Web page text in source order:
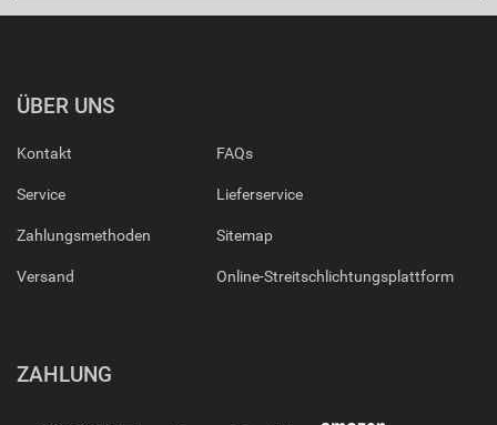
ÜBER UNS
Kontakt
Service
Zahlungsmethoden
Versand
FAQs
Lieferservice
Sitemap
Online-Streitschlichtungsplattform
ZAHLUNG